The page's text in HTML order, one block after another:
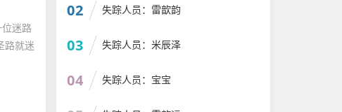
迷路
路就迷
02 失踪人员：雷歆韵
03 失踪人员：米辰泽
04 失踪人员：宝宝